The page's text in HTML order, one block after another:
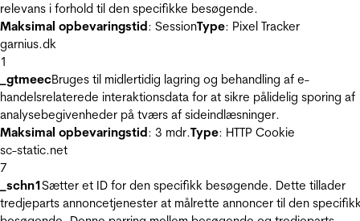
relevans i forhold til den specifikke besøgende.
Maksimal opbevaringstid: SessionType: Pixel Tracker
garnius.dk
1
_gtmeecBruges til midlertidig lagring og behandling af e-
handelsrelaterede interaktionsdata for at sikre pålidelig sporing af
analysebegivenheder på tværs af sideindlæsninger.
Maksimal opbevaringstid: 3 mdr.Type: HTTP Cookie
sc-static.net
7
_schn1Sætter et ID for den specifikk besøgende. Dette tillader
tredjeparts annoncetjenester at målrette annoncer til den